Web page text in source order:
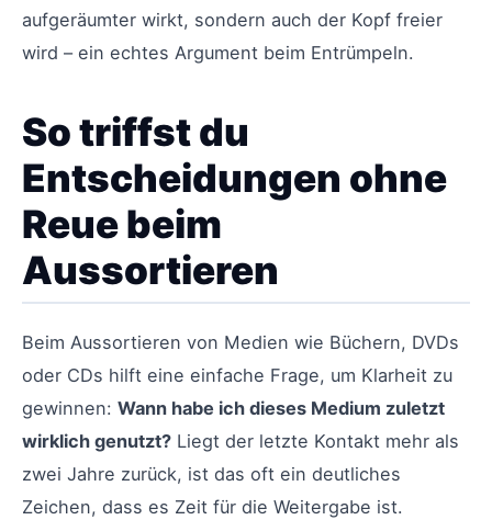
aufgeräumter wirkt, sondern auch der Kopf freier
wird – ein echtes Argument beim Entrümpeln.
So triffst du
Entscheidungen ohne
Reue beim
Aussortieren
Beim Aussortieren von Medien wie Büchern, DVDs
oder CDs hilft eine einfache Frage, um Klarheit zu
gewinnen: Wann habe ich dieses Medium zuletzt
wirklich genutzt? Liegt der letzte Kontakt mehr als
zwei Jahre zurück, ist das oft ein deutliches
Zeichen, dass es Zeit für die Weitergabe ist.